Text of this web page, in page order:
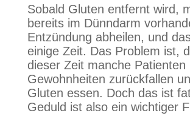
Sobald Gluten entfernt wird,
bereits im Dünndarm
Entzündung abheilen, und
einige Zeit. Das Problem ist,
dieser Zeit manche Patienten
Gewohnheiten zurückfallen
Gluten essen. Doch das ist
Geduld ist also ein wichtiger